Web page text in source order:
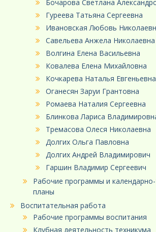
Бочарова Светлана
Гуреева Татьяна Сергеевна
Ивановская Любовь
Савельева Анжела Николаевна
Волгина Елена Васильевна
Ковалева Елена Михайловна
Кочкарева Наталья Евгеньевна
Оганесян Заруи Грантовна
Ромаева Наталия Сергеевна
Блинкова Лариса
Тремасова Олеся Николаевна
Долгих Ольга Павловна
Долгих Андрей Владимирович
Гаршин Владимир Сергеевич
Рабочие программы и
планы
Воспитательная работа
Рабочие программы воспитания
Клубная деятельность техникума